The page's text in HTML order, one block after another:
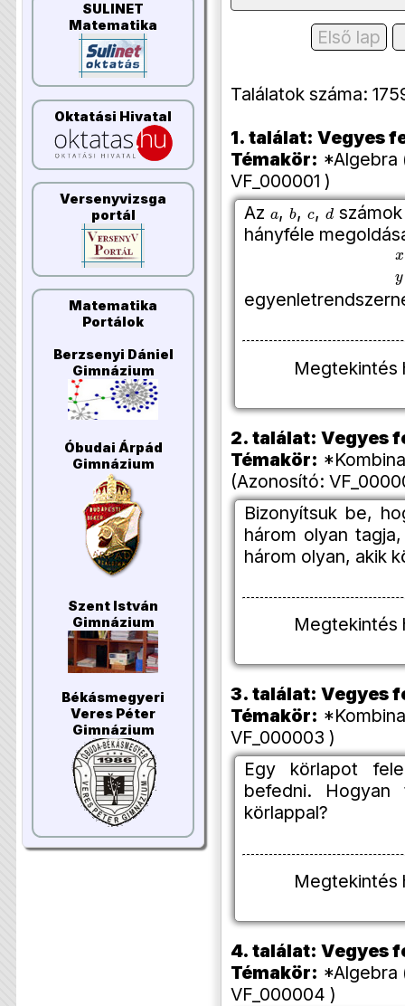
SULINET
Matematika
Oktatási Hivatal
Versenyvizsga
portál
Matematika
Portálok
Berzsenyi Dániel
Gimnázium
Óbudai Árpád
Gimnázium
Szent István
Gimnázium
Békásmegyeri
Veres Péter
Gimnázium
Első lap
Találatok száma:
1. találat: Vegyes
Témakör: *Algebra
VF_000001 )
Az a,b,c, dszámok
hányféle
x
2. találat: Vegyes
Témakör:
(Azonosító:
Bizonyítsuk be,
három olyan
három olyan, akik
3. találat: Vegyes
Témakör:
VF_000003 )
Egy körlapot
befedni.
körlappal?
4. találat: Vegyes
Témakör: *Algebra
VF_000004 )